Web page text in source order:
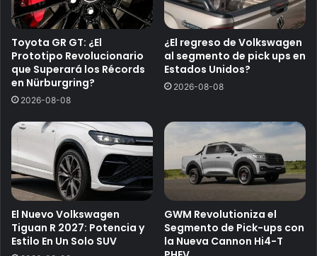
Toyota GR GT: ¿El
Prototipo Revolucionario
que Superará los Récords
en Nürburgring?
2026-08-08
¿El regreso de Volkswagen
al segmento de pick ups en
Estados Unidos?
2026-08-08
El Nuevo Volkswagen
Tiguan R 2027: Potencia y
Estilo En Un Solo SUV
GWM Revolutioniza el
Segmento de Pick-ups con
la Nueva Cannon Hi4-T